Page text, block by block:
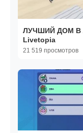
ЛУЧШИЙ ДОМ В
Livetopia
21 519 просмотров